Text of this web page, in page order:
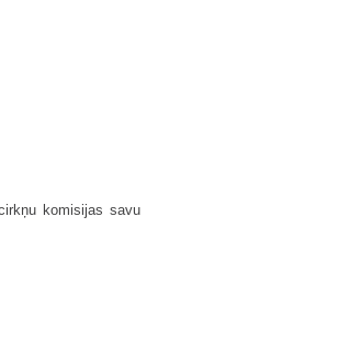
komisijas savu